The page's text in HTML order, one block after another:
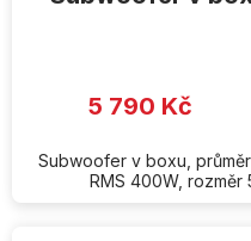
5 790 Kč
Subwoofer v boxu,
RMS 400W,